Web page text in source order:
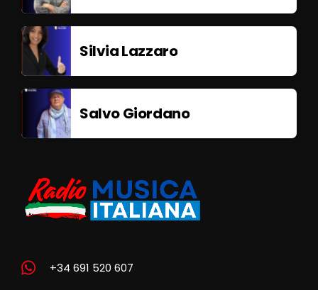
Silvia Lazzaro
Salvo Giordano
+34 691 520 607